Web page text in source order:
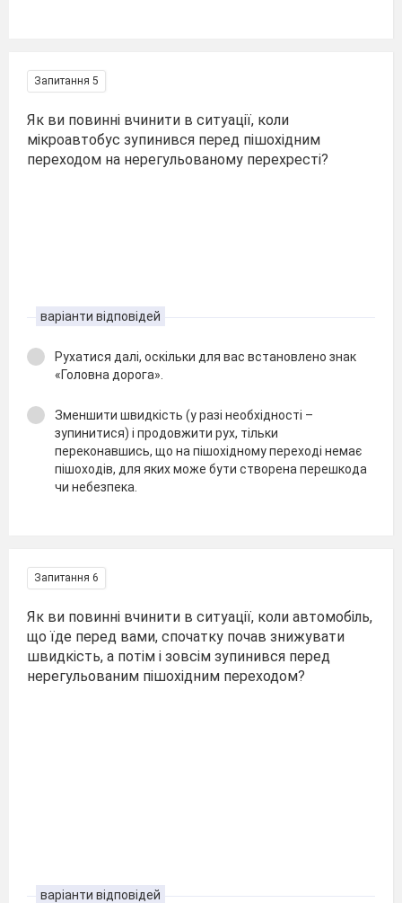
Запитання 5
Як ви повинні вчинити в ситуації, коли
мікроавтобус зупинився перед пішохідним
переходом на нерегульованому перехресті?
варіанти відповідей
Рухатися далі, оскільки для вас встановлено знак
«Головна дорога».
Зменшити швидкість (у разі необхідності –
зупинитися) і продовжити рух, тільки
переконавшись, що на пішохідному переході немає
пішоходів, для яких може бути створена перешкода
чи небезпека.
Запитання 6
Як ви повинні вчинити в ситуації, коли автомобіль,
що їде перед вами, спочатку почав знижувати
швидкість, а потім і зовсім зупинився перед
нерегульованим пішохідним переходом?
варіанти відповідей